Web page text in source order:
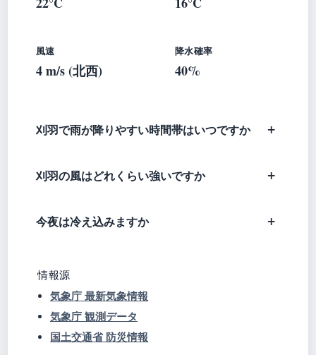
風速
4 m/s (北西)
降水確率
40%
刈羽で雨が降りやすい時間帯はいつですか
刈羽の風はどれくらい強いですか
今夜は冷え込みますか
情報源
気象庁 最新気象情報
気象庁 観測データ
国土交通省 防災情報